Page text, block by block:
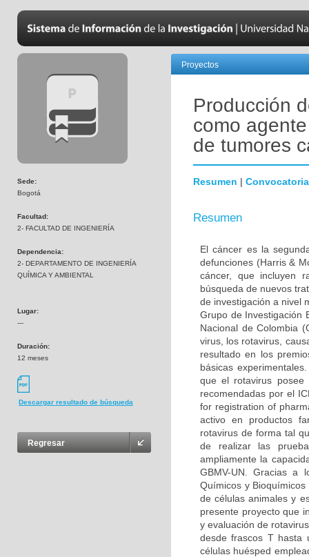
Sede:
Bogotá
Facultad:
2- FACULTAD DE INGENIERÍA
Dependencia:
2- DEPARTAMENTO DE INGENIERÍA
QUÍMICA Y AMBIENTAL
Lugar:
---
Duración:
12 meses
Descargar resultado de búsqueda
Regresar
Proyectos
Producción
como
de tumores
Resumen | Convocatoria
Resumen
El cáncer es la
defunciones (Harris &
cáncer, que incluyen
búsqueda de nuevos
de investigación a nivel
Grupo de Investigación
Nacional de Colombia
virus, los rotavirus,
resultado en los
básicas
que el rotavirus posee
recomendadas por el
for registration of
activo en productos
rotavirus de forma tal
de realizar las
ampliamente la
GBMV-UN. Gracias a
Químicos y
de células animales y
presente proyecto que
y evaluación de
desde frascos T hasta
células huésped